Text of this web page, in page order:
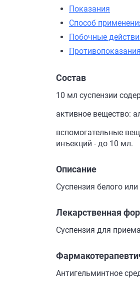
Показания
Способ
Побочные
Противопоказания
Состав
10 мл суспензии
активное вещество:
вспомогательные
инъекций - до 10 мл.
Описание
Суспензия белого
Лекарственная
Суспензия для
Антигельминтное